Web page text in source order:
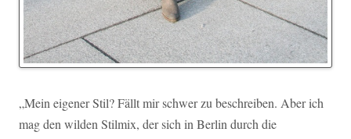
„Mein eigener Stil? Fällt mir schwer zu beschreiben. Aber ich
mag den wilden Stilmix, der sich in Berlin durch die